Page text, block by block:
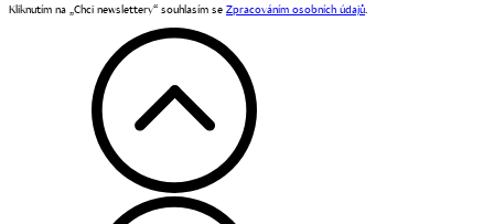
Kliknutím na „Chci newslettery“ souhlasím se Zpracováním osobních údajů.